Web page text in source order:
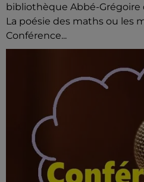
bibliothèque Abbé-Grégoire
La poésie des maths ou les
Conférence...